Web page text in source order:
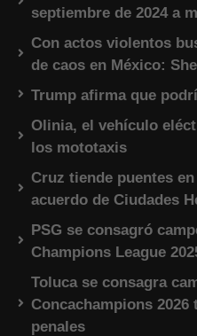
septiembre de 2024 a
Con actos violentos
de caos en México:
Trump afirma que
Olinia, el vehículo
los mototaxis
Cruz tiende puentes
acuerdo de Ciudades
PSG se consagró
Champions League
Toluca se consagra
Concachampions
penales